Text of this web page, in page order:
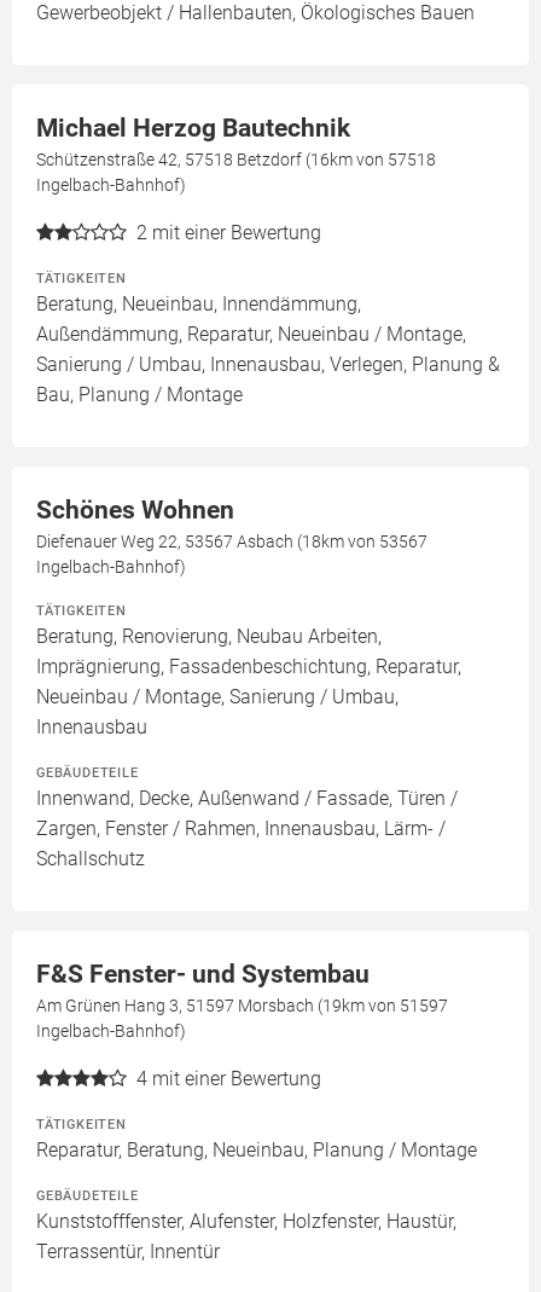
Gewerbeobjekt / Hallenbauten, Ökologisches Bauen
Michael Herzog Bautechnik
Schützenstraße 42, 57518 Betzdorf (16km von 57518
Ingelbach-Bahnhof)
2 mit einer Bewertung
TÄTIGKEITEN
Beratung, Neueinbau, Innendämmung,
Außendämmung, Reparatur, Neueinbau / Montage,
Sanierung / Umbau, Innenausbau, Verlegen, Planung &
Bau, Planung / Montage
Schönes Wohnen
Diefenauer Weg 22, 53567 Asbach (18km von 53567
Ingelbach-Bahnhof)
TÄTIGKEITEN
Beratung, Renovierung, Neubau Arbeiten,
Imprägnierung, Fassadenbeschichtung, Reparatur,
Neueinbau / Montage, Sanierung / Umbau,
Innenausbau
GEBÄUDETEILE
Innenwand, Decke, Außenwand / Fassade, Türen /
Zargen, Fenster / Rahmen, Innenausbau, Lärm- /
Schallschutz
F&S Fenster- und Systembau
Am Grünen Hang 3, 51597 Morsbach (19km von 51597
Ingelbach-Bahnhof)
4 mit einer Bewertung
TÄTIGKEITEN
Reparatur, Beratung, Neueinbau, Planung / Montage
GEBÄUDETEILE
Kunststofffenster, Alufenster, Holzfenster, Haustür,
Terrassentür, Innentür